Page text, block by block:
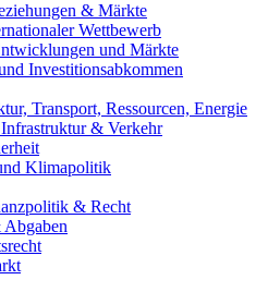
& Märkte
Wettbewerb
und Märkte
Investitionsabkommen
Transport, Ressourcen, Energie
& Verkehr
Klimapolitik
& Recht
Abgaben